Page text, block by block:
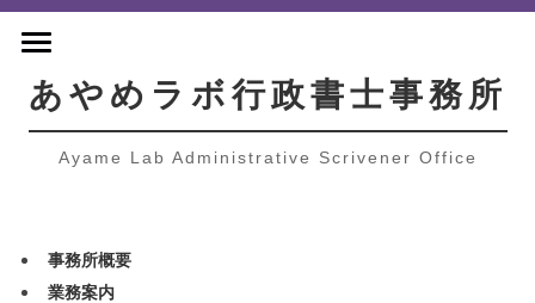
あやめラボ行政書士事務所
Ayame Lab Administrative Scrivener Office
事務所概要
業務案内